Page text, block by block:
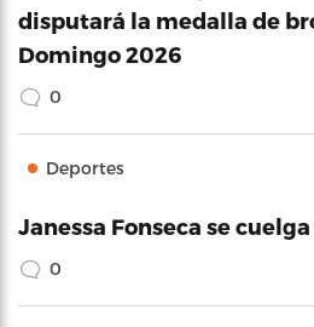
disputará la medalla de
Domingo 2026
0
Deportes
Janessa Fonseca se
0